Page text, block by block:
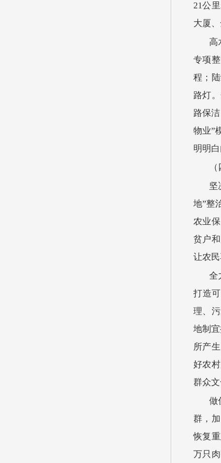
21公
大厦
高
专项
程；
路灯
路保
物业”
明明
坚
地”整
农业
贫户
让农
全
打造
理、
地制
所产
好农
群众
做
群，
恢复
万只